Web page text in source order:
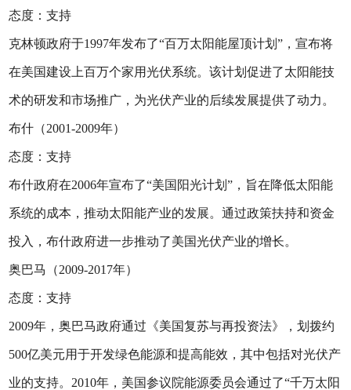
态度：支持
克林顿政府于1997年发布了“百万太阳能屋顶计划”，宣布将
在美国建设上百万个家用光伏系统。该计划促进了太阳能技
术的研发和市场推广，为光伏产业的后续发展提供了动力。
布什（2001-2009年）
态度：支持
布什政府在2006年宣布了“美国阳光计划”，旨在降低太阳能
系统的成本，推动太阳能产业的发展。通过政策扶持和资金
投入，布什政府进一步推动了美国光伏产业的增长。
奥巴马（2009-2017年）
态度：支持
2009年，奥巴马政府通过《美国复苏与再投资法》，划拨约
500亿美元用于开发绿色能源和提高能效，其中包括对光伏产
业的支持。2010年，美国参议院能源委员会通过了“千万太阳